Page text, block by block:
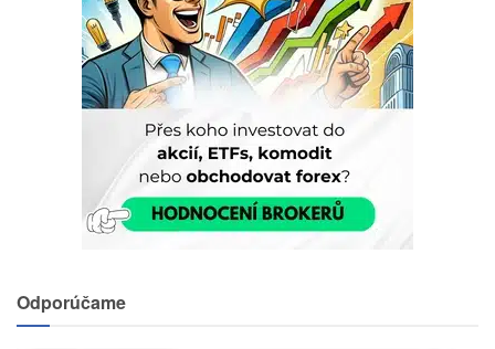
Odporúčame